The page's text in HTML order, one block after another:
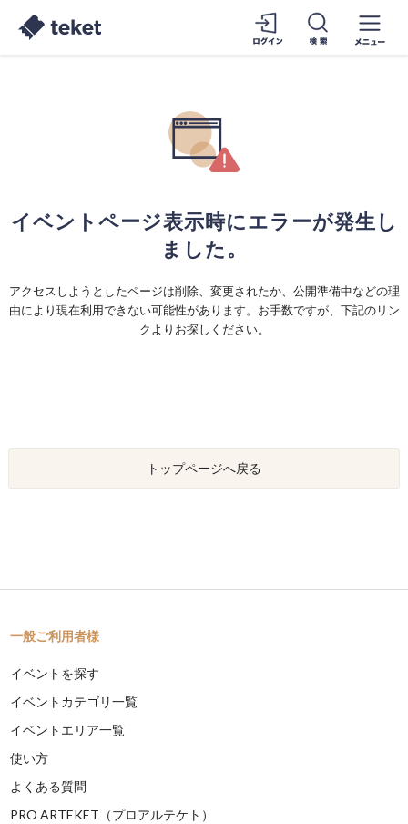
イベントページ表示時にエラーが発生し
ました。
アクセスしようとしたページは削除、変更されたか、公開準備中などの理
由により現在利用できない可能性があります。お手数ですが、下記のリン
クよりお探しください。
トップページへ戻る
一般ご利用者様
イベントを探す
イベントカテゴリ一覧
イベントエリア一覧
使い方
よくある質問
PRO ARTEKET（プロアルテケト）